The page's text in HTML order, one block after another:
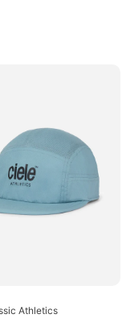
Athletics